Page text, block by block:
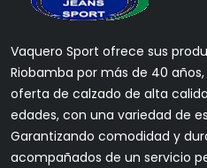
Vaquero Sport ofrece sus
Riobamba por más de 40
oferta de calzado de alta
edades, con una variedad de
Garantizando comodidad y
acompañados de un servicio